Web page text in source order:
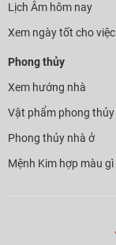
Lịch Âm hôm nay
Xem ngày tốt cho việc
Phong thủy
Xem hướng nhà
Vật phẩm phong thủy
Phong thủy nhà ở
Mệnh Kim hợp màu gì